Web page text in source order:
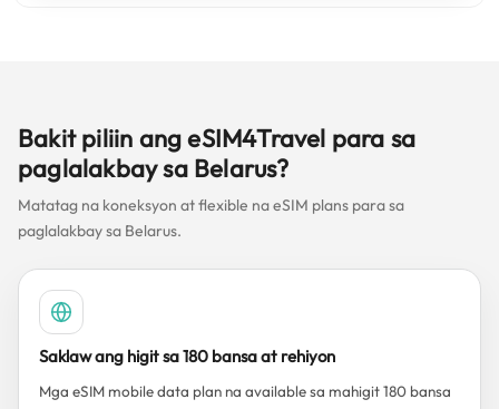
Bakit piliin ang eSIM4Travel para sa
paglalakbay sa Belarus?
Matatag na koneksyon at flexible na eSIM plans para sa
paglalakbay sa Belarus.
Saklaw ang higit sa 180 bansa at rehiyon
Mga eSIM mobile data plan na available sa mahigit 180 bansa